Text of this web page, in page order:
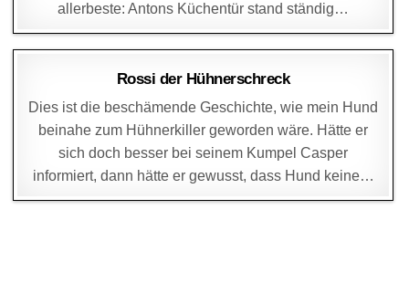
allerbeste: Antons Küchentür stand ständig…
DAGMAR 11. JANUAR 2016
Rossi der Hühnerschreck
Dies ist die beschämende Geschichte, wie mein Hund
beinahe zum Hühnerkiller geworden wäre. Hätte er
sich doch besser bei seinem Kumpel Casper
informiert, dann hätte er gewusst, dass Hund keine…